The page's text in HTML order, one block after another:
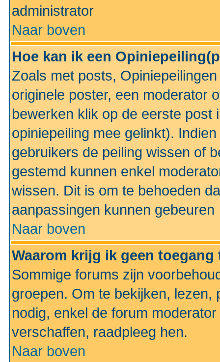
administrator
Naar boven
Hoe kan ik een
Zoals met posts,
originele poster, een moderator
bewerken klik op de eerste post
opiniepeiling mee gelinkt).
gebruikers de peiling wissen of
gestemd kunnen enkel
wissen. Dit is om te behoeden
aanpassingen kunnen gebeuren
Naar boven
Waarom krijg ik geen
Sommige forums zijn
groepen. Om te bekijken, lezen,
nodig, enkel de forum
verschaffen, raadpleeg hen.
Naar boven